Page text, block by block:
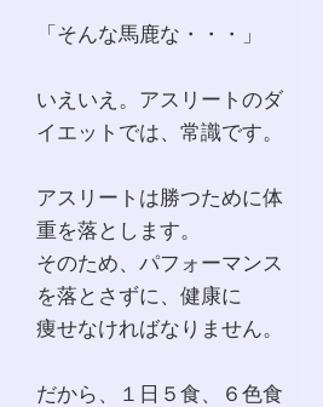
「そんな馬鹿な・・・」
いえいえ。アスリートのダ
イエットでは、常識です。
アスリートは勝つために体
重を落とします。
そのため、パフォーマンス
を落とさずに、健康に
痩せなければなりません。
だから、１日５食、６色食